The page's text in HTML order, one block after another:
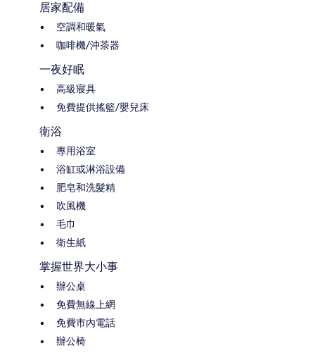
居家配備
空調和暖氣
咖啡機/沖茶器
一夜好眠
高級寢具
免費提供搖籃/嬰兒床
衛浴
專用浴室
浴缸或淋浴設備
肥皂和洗髮精
吹風機
毛巾
衛生紙
掌握世界大小事
辦公桌
免費無線上網
免費市內電話
辦公椅